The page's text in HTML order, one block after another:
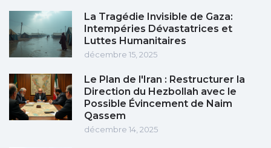
La Tragédie Invisible de Gaza:
Intempéries Dévastatrices et
Luttes Humanitaires
décembre 15, 2025
Le Plan de l'Iran : Restructurer la
Direction du Hezbollah avec le
Possible Évincement de Naim
Qassem
décembre 14, 2025